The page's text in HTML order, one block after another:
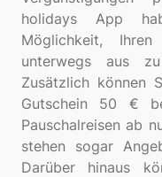
holidays App
Möglichkeit,
unterwegs aus
Zusätzlich können
Gutschein 50 €
Pauschalreisen ab
stehen sogar
Darüber hinaus